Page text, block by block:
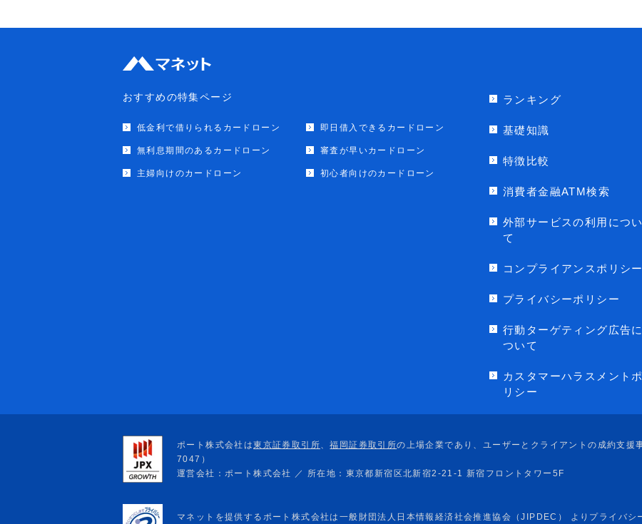
おすすめの特集ページ
低金利で借りられるカードローン 即日借入できるカードローン
無利息期間のあるカードローン 審査が早いカードローン
主婦向けのカードローン 初心者向けのカードローン
ランキング
基礎知識
特徴比較
消費者金融ATM検索
外部サービスの利用につい
て
コンプライアンスポリシー
プライバシーポリシー
行動ターゲティング広告に
ついて
カスタマーハラスメントポ
リシー